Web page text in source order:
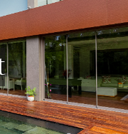
propriétés de
avec élégance
corniche, offrant
imprenables
historique de la